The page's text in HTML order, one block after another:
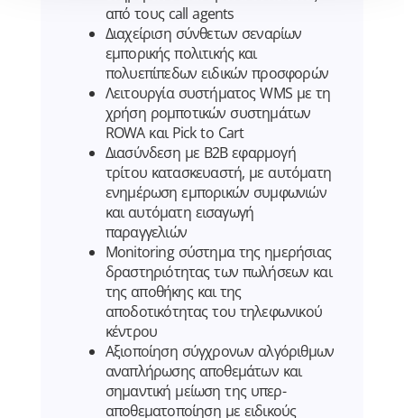
από τους call agents
Διαχείριση σύνθετων σεναρίων
εμπορικής πολιτικής και
πολυεπίπεδων ειδικών προσφορών
Λειτουργία συστήματος WMS με τη
χρήση ρομποτικών συστημάτων
ROWA και Pick to Cart
Διασύνδεση με B2B εφαρμογή
τρίτου κατασκευαστή, με αυτόματη
ενημέρωση εμπορικών συμφωνιών
και αυτόματη εισαγωγή
παραγγελιών
Monitoring σύστημα της ημερήσιας
δραστηριότητας των πωλήσεων και
της αποθήκης και της
αποδοτικότητας του τηλεφωνικού
κέντρου
Αξιοποίηση σύγχρονων αλγόριθμων
αναπλήρωσης αποθεμάτων και
σημαντική μείωση της υπερ-
αποθεματοποίηση με ειδικούς